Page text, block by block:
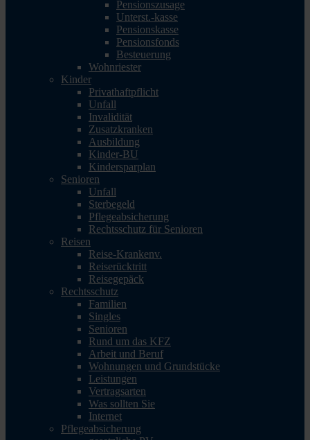
Pensionszusage
Unterst.-kasse
Pensionskasse
Pensionsfonds
Besteuerung
Wohnriester
Kinder
Privathaftpflicht
Unfall
Invalidität
Zusatzkranken
Ausbildung
Kinder-BU
Kindersparplan
Senioren
Unfall
Sterbegeld
Pflegeabsicherung
Rechtsschutz für Senioren
Reisen
Reise-Krankenv.
Reiserücktritt
Reisegepäck
Rechtsschutz
Familien
Singles
Senioren
Rund um das KFZ
Arbeit und Beruf
Wohnungen und Grundstücke
Leistungen
Vertragsarten
Was sollten Sie
Internet
Pflegeabsicherung